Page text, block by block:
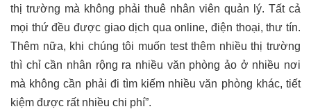
thị trường mà không phải thuê nhân viên quản lý. Tất cả
mọi thứ đều được giao dịch qua online, điện thoại, thư tín.
Thêm nữa, khi chúng tôi muốn test thêm nhiều thị trường
thì chỉ cần nhân rộng ra nhiều văn phòng ảo ở nhiều nơi
mà không cần phải đi tìm kiếm nhiều văn phòng khác, tiết
kiệm được rất nhiều chi phí”.